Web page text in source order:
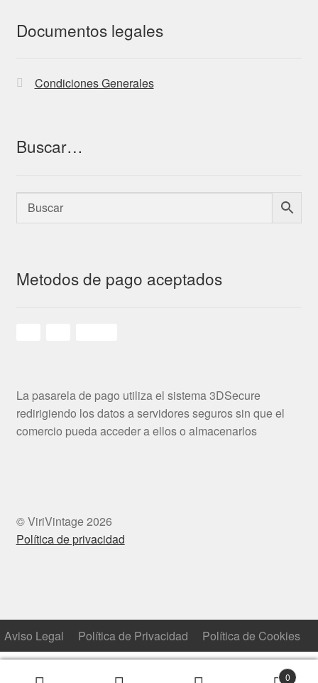
Documentos legales
Condiciones Generales
Buscar…
Metodos de pago aceptados
La pasarela de pago utiliza el sistema 3DSecure
redirigiendo los datos a servidores seguros sin que el
comercio pueda acceder a ellos o almacenarlos
© ViriVintage 2026
Política de privacidad
0
Aviso Legal Política de Privacidad Política de Cookies